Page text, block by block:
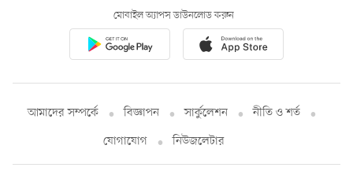
মোবাইল অ্যাপস ডাউনলোড করুন
আমাদের সম্পর্কে বিজ্ঞাপন সার্কুলেশন
নীতি ও শর্ত
যোগাযোগ
নিউজলেটার